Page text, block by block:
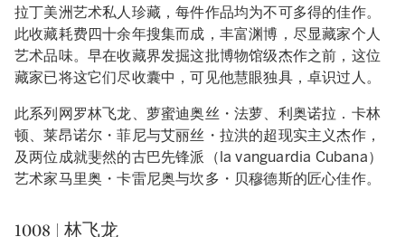
拉丁美洲艺术私人珍藏，每件作品均为不可多得的佳作。
此收藏耗费四十余年搜集而成，丰富渊博，尽显藏家个人
艺术品味。早在收藏界发掘这批博物馆级杰作之前，这位
藏家已将这它们尽收囊中，可见他慧眼独具，卓识过人。
此系列网罗林飞龙、萝蜜迪奥丝・法萝、利奥诺拉．卡林
顿、莱昂诺尔・菲尼与艾丽丝・拉洪的超现实主义杰作，
及两位成就斐然的古巴先锋派（la vanguardia Cubana）
艺术家马里奥・卡雷尼奥与坎多・贝穆德斯的匠心佳作。
1008 | 林飞龙